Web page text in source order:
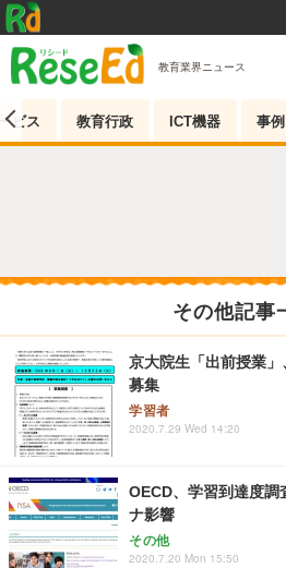
教育業界ニュース
ビス 教育行政 ICT機器 事例
その他記事
京大院生「出前授業
募集
学習者
2020.7.29 Wed 14:20
OECD、学習到達度
ナ影響
その他
2020.7.20 Mon 15:50